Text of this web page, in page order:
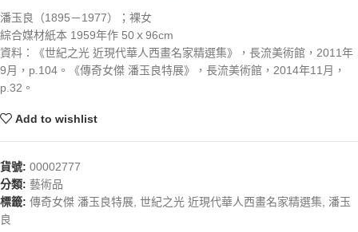
潘玉良（1895－1977）；裸女
綜合媒材紙本 1959年作 50ｘ96cm
資料：《世紀之光 近現代華人西畫名家精選集》，長流美術館，2011年
9月，p.104。《傳奇女傑 潘玉良特展》，長流美術館，2014年11月，
p.32。
Add to wishlist
貨號: 00002777
分類: 藝術品
標籤: 傳奇女傑 潘玉良特展 世紀之光 近現代華人西畫名家精選集 潘玉
良